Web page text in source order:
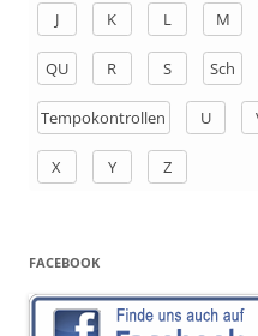
J K L M
QU R S Sch
Tempokontrollen U
X Y Z
FACEBOOK